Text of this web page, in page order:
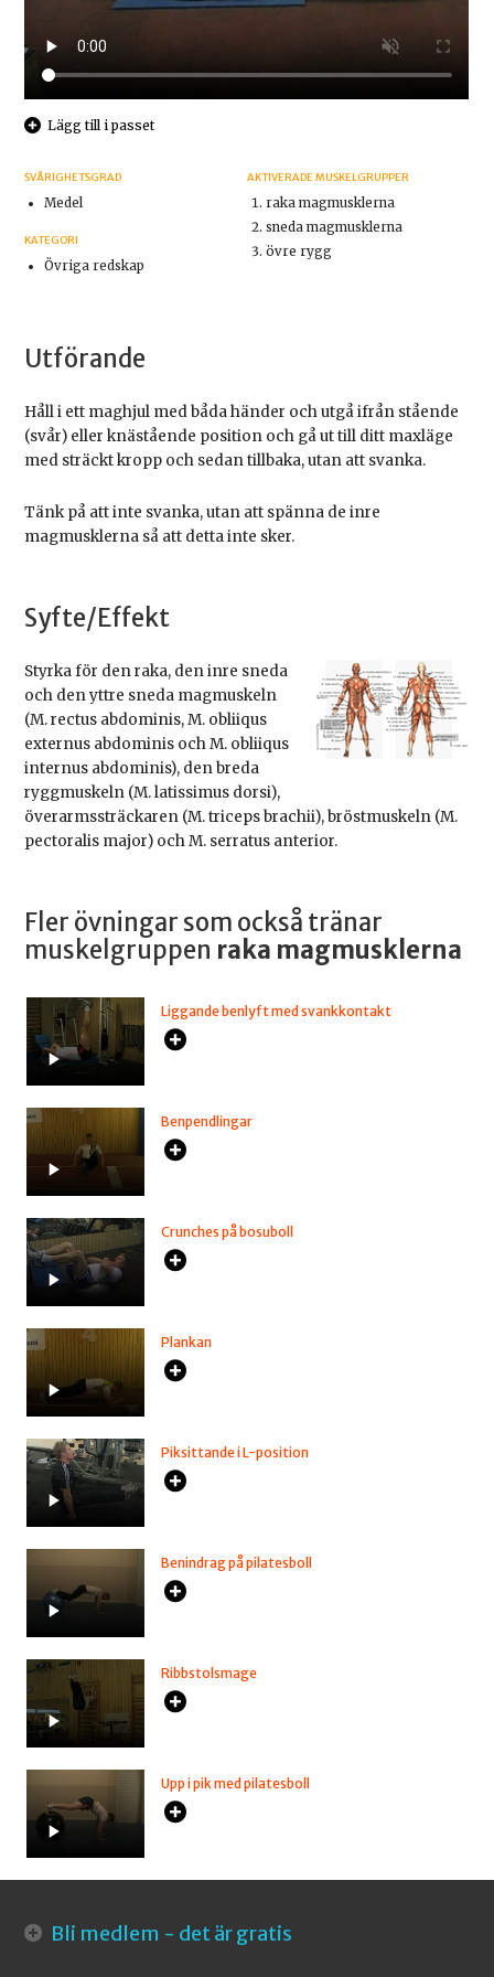
Lägg till i passet
SVÅRIGHETSGRAD
Medel
KATEGORI
Övriga redskap
AKTIVERADE MUSKELGRUPPER
raka magmusklerna
sneda magmusklerna
övre rygg
Utförande
Håll i ett maghjul med båda händer och utgå ifrån stående
(svår) eller knästående position och gå ut till ditt maxläge
med sträckt kropp och sedan tillbaka, utan att svanka.
Tänk på att inte svanka, utan att spänna de inre
magmusklerna så att detta inte sker.
Syfte/Effekt
Styrka för den raka, den inre sneda
och den yttre sneda magmuskeln
(M. rectus abdominis, M. obliiqus
externus abdominis och M. obliiqus
internus abdominis), den breda
ryggmuskeln (M. latissimus dorsi),
överarmssträckaren (M. triceps brachii), bröstmuskeln (M.
pectoralis major) och M. serratus anterior.
Fler övningar som också tränar
muskelgruppen raka magmusklerna
Liggande benlyft med svankkontakt
Benpendlingar
Crunches på bosuboll
Plankan
Piksittande i L-position
Benindrag på pilatesboll
Ribbstolsmage
Upp i pik med pilatesboll
Bli medlem - det är gratis